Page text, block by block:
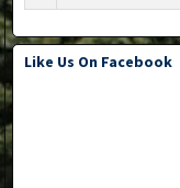
Like Us On Facebook